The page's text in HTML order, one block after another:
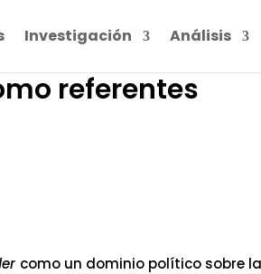
Investigación Análisis
referentes
como un dominio político sobre